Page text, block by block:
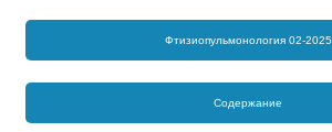
Фтизиопульмонология 02-2025
Содержание